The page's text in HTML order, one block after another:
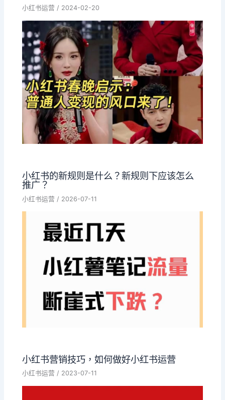
小红书运营 / 2024-02-20
小红书的新规则是什么？新规则下应该怎么
推广？
小红书运营 / 2026-07-11
小红书营销技巧，如何做好小红书运营
小红书运营 / 2023-07-11